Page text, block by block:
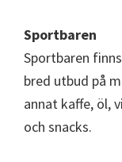
Sportbaren
Sportbaren
bred utbud på
annat kaffe, öl,
och snacks.